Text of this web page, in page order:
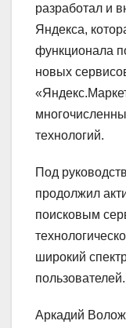
разработал и
Яндекса,
функционала
новых
технологий.
Под
продолжил
поисковым
широкий
пользователей.
Аркадий